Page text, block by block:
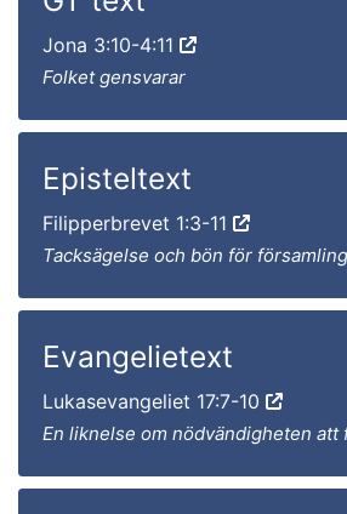
Jona 3:10-4:11
Folket gensvarar
Episteltext
Filipperbrevet 1:3-11
Tacksägelse och bön för
Evangelietext
Lukasevangeliet 17:7-10
En liknelse om nödvändigheten att